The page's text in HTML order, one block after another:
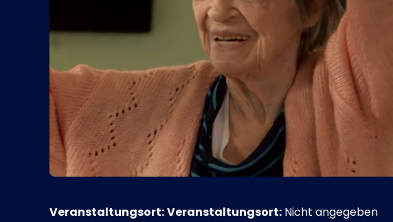
Veranstaltungsort:Veranstaltungsort: Nicht angegeben